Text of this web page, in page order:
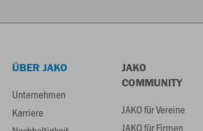
ÜBER JAKO
Unternehmen
Karriere
JAKO
COMMUNITY
JAKO für Vereine
JAKO für Firmen